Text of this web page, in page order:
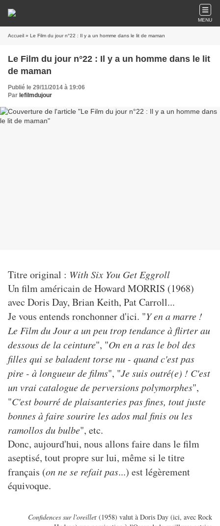
MENU
Accueil » Le Film du jour n°22 : Il y a un homme dans le lit de maman
Le Film du jour n°22 : Il y a un homme dans le lit
de maman
Publié le 29/11/2014 à 19:06
Par lefilmdujour
Titre original : With Six You Get Eggroll
Un film américain de Howard MORRIS (1968)
avec Doris Day, Brian Keith, Pat Carroll...
Je vous entends ronchonner d'ici. "Y en a marre !
Le Film du Jour a un peu trop tendance à flirter au
dessous de la ceinture", "On en a ras le bol des
filles qui se baladent torse nu - quand c'est pas
pire - à longueur de films", "Je suis outré(e) ! C'est
un vrai catalogue de perversions polymorphes",
"C'est bourré de plaisanteries pas fines, tout juste
bonnes à faire sourire les ados mal finis ou les
ramollos du bulbe", etc.
Donc, aujourd'hui, nous allons faire dans le film
aseptisé, tout propre sur lui, même si le titre
français (on ne se refait pas...) est légèrement
équivoque.
Confidences sur l'oreiller (1958) valut à Doris Day (ici, avec Rock